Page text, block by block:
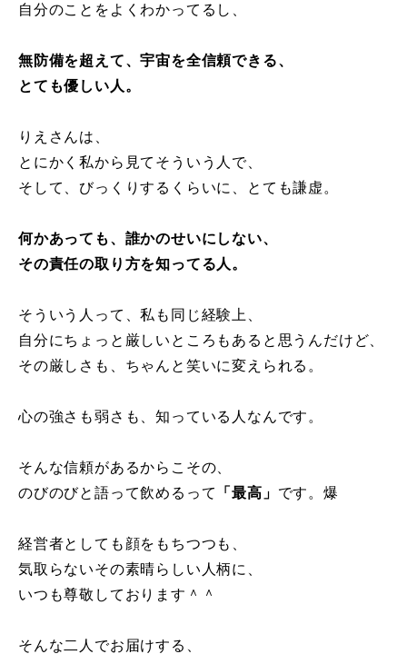
自分のことをよくわかってるし、
無防備を超えて、宇宙を全信頼できる、
とても優しい人。
りえさんは、
とにかく私から見てそういう人で、
そして、びっくりするくらいに、とても謙虚。
何かあっても、誰かのせいにしない、
その責任の取り方を知ってる人。
そういう人って、私も同じ経験上、
自分にちょっと厳しいところもあると思うんだけど、
その厳しさも、ちゃんと笑いに変えられる。
心の強さも弱さも、知っている人なんです。
そんな信頼があるからこその、
のびのびと語って飲めるって
「最高」 です。爆
経営者としても顔をもちつつも、
気取らないその素晴らしい人柄に、
いつも尊敬しております＾＾
そんな二人でお届けする、